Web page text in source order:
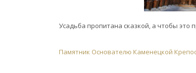
Усадьба пропитана сказкой, а чтобы это
Памятник Основателю Каменецкой